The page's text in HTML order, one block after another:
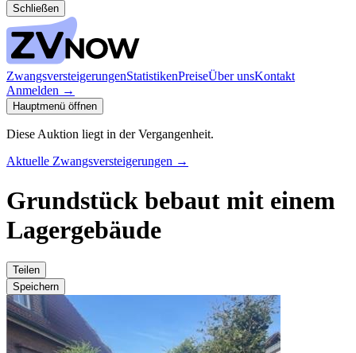
Schließen
ZwangsversteigerungenStatistikenPreiseÜber unsKontakt
Anmelden →
Hauptmenü öffnen
Diese Auktion liegt in der Vergangenheit.
Aktuelle Zwangsversteigerungen →
Grundstück bebaut mit einem
Lagergebäude
Teilen
Speichern